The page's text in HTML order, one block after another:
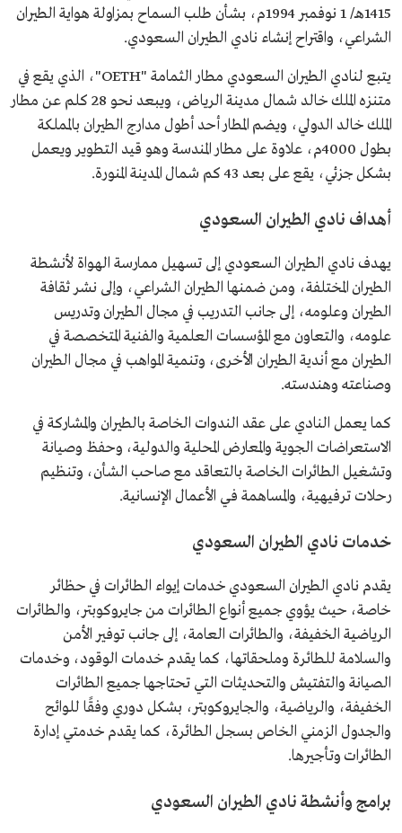
1415هـ/ 1 نوفمبر 1994م، بشأن طلب السماح بمزاولة هواية الطيران
الشراعي، واقتراح إنشاء نادي الطيران السعودي.
يتبع لنادي الطيران السعودي مطار الثمامة "OETH"، الذي يقع في
متنزه الملك خالد شمال مدينة الرياض، ويبعد نحو 28 كلم عن مطار
الملك خالد الدولي، ويضم المطار أحد أطول مدارج الطيران بالمملكة
بطول 4000م، علاوة على مطار المندسة وهو قيد التطوير ويعمل
بشكل جزئي، يقع على بعد 43 كم شمال المدينة المنورة.
أهداف نادي الطيران السعودي
يهدف نادي الطيران السعودي إلى تسهيل ممارسة الهواة لأنشطة
الطيران المختلفة، ومن ضمنها الطيران الشراعي، وإلى نشر ثقافة
الطيران وعلومه، إلى جانب التدريب في مجال الطيران وتدريس
علومه، والتعاون مع المؤسسات العلمية والفنية المتخصصة في
الطيران مع أندية الطيران الأخرى، وتنمية المواهب في مجال الطيران
وصناعته وهندسته.
كما يعمل النادي على عقد الندوات الخاصة بالطيران والمشاركة في
الاستعراضات الجوية والمعارض المحلية والدولية، وحفظ وصيانة
وتشغيل الطائرات الخاصة بالتعاقد مع صاحب الشأن، وتنظيم
رحلات ترفيهية، والمساهمة فـي الأعمال الإنسانية.
خدمات نادي الطيران السعودي
يقدم نادي الطيران السعودي خدمات إيواء الطائرات في حظائر
خاصة، حيث يؤوي جميع أنواع الطائرات من جايروكوبتر، والطائرات
الرياضية الخفيفة، والطائرات العامة، إلى جانب توفير الأمن
والسلامة للطائرة وملحقاتها، كما يقدم خدمات الوقود، وخدمات
الصيانة والتفتيش والتحديثات التي تحتاجها جميع الطائرات
الخفيفة، والرياضية، والجايروكوبتر، بشكل دوري وفقًا للوائح
والجدول الزمني الخاص بسجل الطائرة، كما يقدم خدمتي إدارة
الطائرات وتأجيرها.
برامج وأنشطة نادي الطيران السعودي